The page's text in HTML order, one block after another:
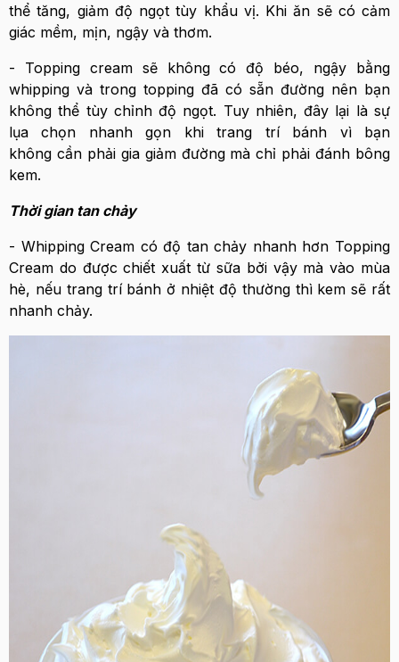
thể tăng, giảm độ ngọt tùy khẩu vị. Khi ăn sẽ có cảm
giác mềm, mịn, ngậy và thơm.
- Topping cream sẽ không có độ béo, ngậy bằng
whipping và trong topping đã có sẵn đường nên bạn
không thể tùy chỉnh độ ngọt. Tuy nhiên, đây lại là sự
lụa chọn nhanh gọn khi trang trí bánh vì bạn
không cần phải gia giảm đường mà chỉ phải đánh bông
kem.
Thời gian tan chảy
- Whipping Cream có độ tan chảy nhanh hơn Topping
Cream do được chiết xuất từ sữa bởi vậy mà vào mùa
hè, nếu trang trí bánh ở nhiệt độ thường thì kem sẽ rất
nhanh chảy.